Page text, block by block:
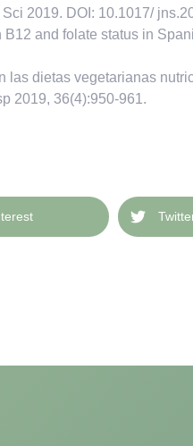
2019. DOI: 10.1017/
and folate status in
las dietas vegetarianas
2019, 36(4):950-961.